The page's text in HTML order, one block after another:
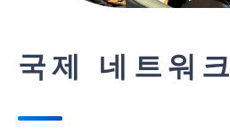
국제 네트워크